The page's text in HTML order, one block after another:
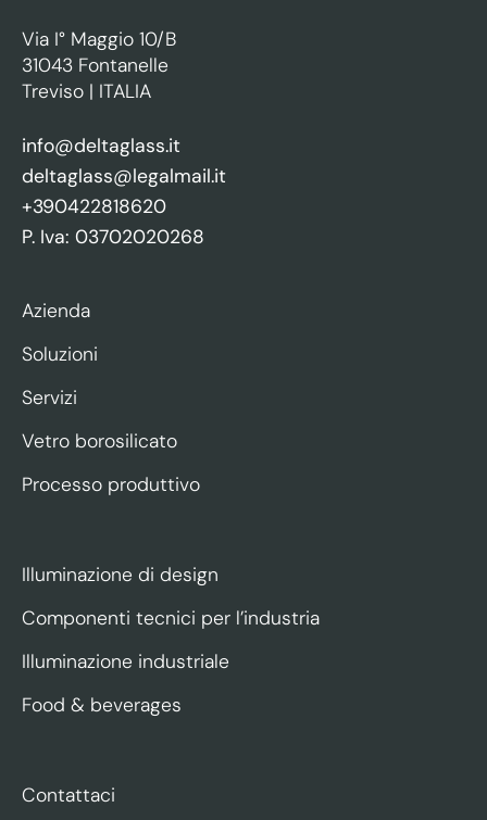
Via I° Maggio 10/B
31043 Fontanelle
Treviso | ITALIA
info@deltaglass.it
deltaglass@legalmail.it
+390422818620
P. Iva: 03702020268
Azienda
Soluzioni
Servizi
Vetro borosilicato
Processo produttivo
Illuminazione di design
Componenti tecnici per l’industria
Illuminazione industriale
Food & beverages
Contattaci